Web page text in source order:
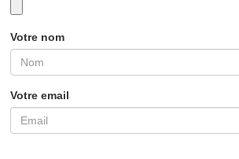
Votre nom
Votre email